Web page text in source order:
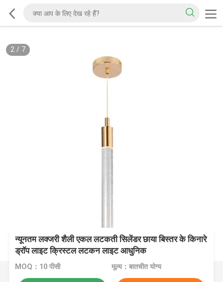
2/ 7
न्यूनतम लक्जरी शैली एकल लटकती सिलेंडर छाया बिस्तर के किनारे
ड्रॉप लाइट क्रिस्टल लटकन लाइट आधुनिक
MOQ：10 पीसी मूल्य：बातचीत योग्य